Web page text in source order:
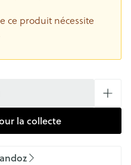
ce produit nécessite
la collecte